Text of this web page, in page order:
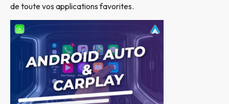
de toute vos applications favorites.